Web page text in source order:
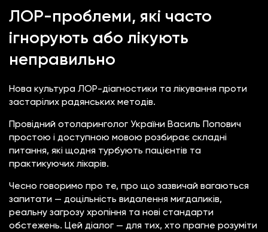
ЛОР-проблеми, які часто
ігнорують або лікують
неправильно
Нова культура ЛОР-діагностики та лікування проти
застарілих радянських методів.
Провідний отоларинголог України Василь Попович
простою і доступною мовою розбирає складні
питання, які щодня турбують пацієнтів та
практикуючих лікарів.
Чесно говоримо про те, про що зазвичай вагаються
запитати — доцільність видалення мигдаликів,
реальну загрозу хропіння та нові стандарти
обстежень. Цей діалог — для тих, хто прагне розуміти